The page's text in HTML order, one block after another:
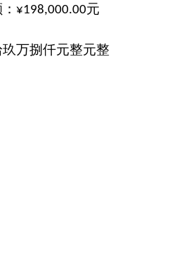
¥198,000.00元
万捌仟元整元整